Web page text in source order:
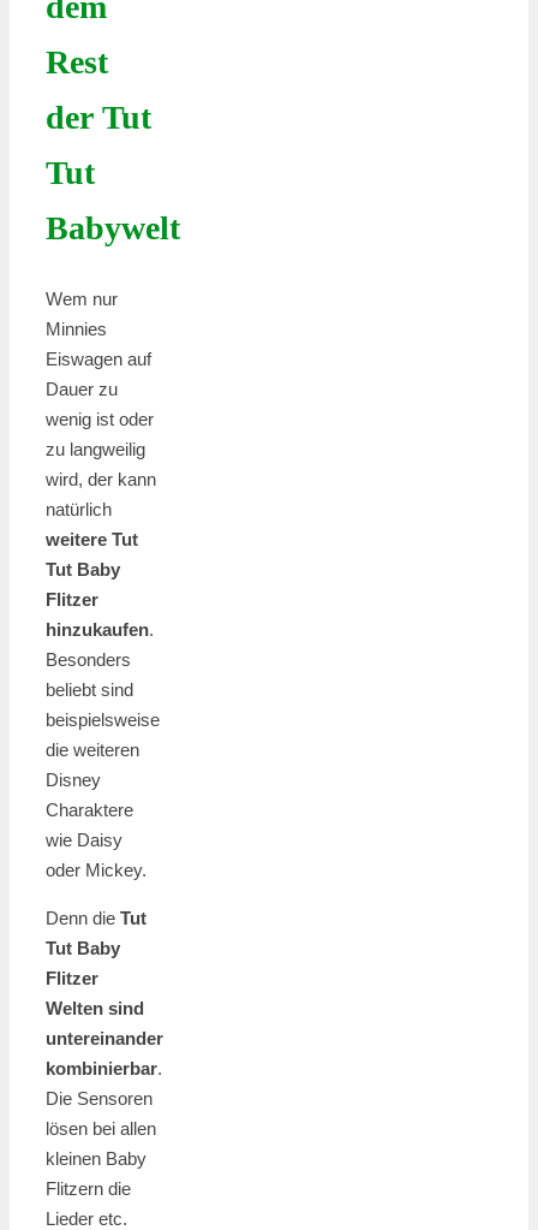
Rest
der Tut
Tut
Babywelt
Wem nur
Minnies
Eiswagen auf
Dauer zu
wenig ist oder
zu langweilig
wird, der kann
natürlich
weitere Tut
Tut Baby
Flitzer
hinzukaufen.
Besonders
beliebt sind
beispielsweise
die weiteren
Disney
Charaktere
wie Daisy
oder Mickey.
Denn die Tut
Tut Baby
Flitzer
Welten sind
untereinander
kombinierbar.
Die Sensoren
lösen bei allen
kleinen Baby
Flitzern die
Lieder etc.